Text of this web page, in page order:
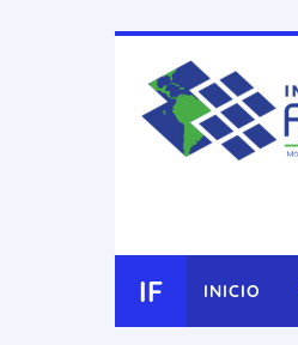
IF INICIO